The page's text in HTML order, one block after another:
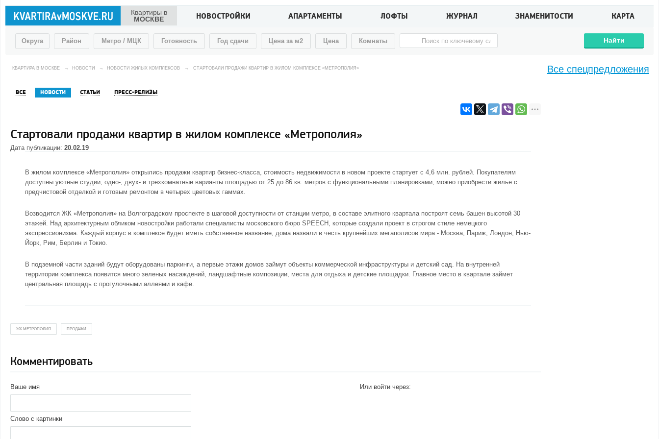
Квартиры в
МОСКВЕ
НОВОСТРОЙКИ АПАРТАМЕНТЫ ЛОФТЫ ЖУРНАЛ ЗНАМЕНИТОСТИ КАРТА
Округа Район Метро / МЦК Готовность Год сдачи Цена за м2 Цена Комнаты Найти
КВАРТИРА В МОСКВЕ → НОВОСТИ → НОВОСТИ ЖИЛЫХ КОМПЛЕКСОВ → СТАРТОВАЛИ ПРОДАЖИ КВАРТИР В ЖИЛОМ КОМПЛЕКСЕ «МЕТРОПОЛИЯ»
ВСЕ НОВОСТИ СТАТЬИ ПРЕСС-РЕЛИЗЫ
Стартовали продажи квартир в жилом комплексе «Метрополия»
Дата публикации: 20.02.19
В жилом комплексе «Метрополия» открылись продажи квартир бизнес-класса, стоимость недвижимости в новом проекте стартует с 4,6 млн. рублей. Покупателям
доступны уютные студии, одно-, двух- и трехкомнатные варианты площадью от 25 до 86 кв. метров с функциональными планировками, можно приобрести жилье с
предчистовой отделкой и готовым ремонтом в четырех цветовых гаммах.
Возводится ЖК «Метрополия» на Волгоградском проспекте в шаговой доступности от станции метро, в составе элитного квартала построят семь башен высотой 30
этажей. Над архитектурным обликом новостройки работали специалисты московского бюро SPEECH, которые создали проект в строгом стиле немецкого
экспрессионизма. Каждый корпус в комплексе будет иметь собственное название, дома назвали в честь крупнейших мегаполисов мира - Москва, Пapиж, Лондон, Нью-
Йорк, Рим, Берлин и Токио.
В подземной части зданий будут оборудованы паркинги, а первые этажи домов займут объекты коммерческой инфраструктуры и детский сад. На внутренней
территории комплекса появится много зеленых насаждений, ландшафтные композиции, места для отдыха и детские площадки. Главное место в квартале займет
центральная площадь с прогулочными аллеями и кафе.
ЖК МЕТРОПОЛИЯ ПРОДАЖИ
Комментировать
Ваше имя
Слово с картинки
Или войти через:
Все спецпредложения